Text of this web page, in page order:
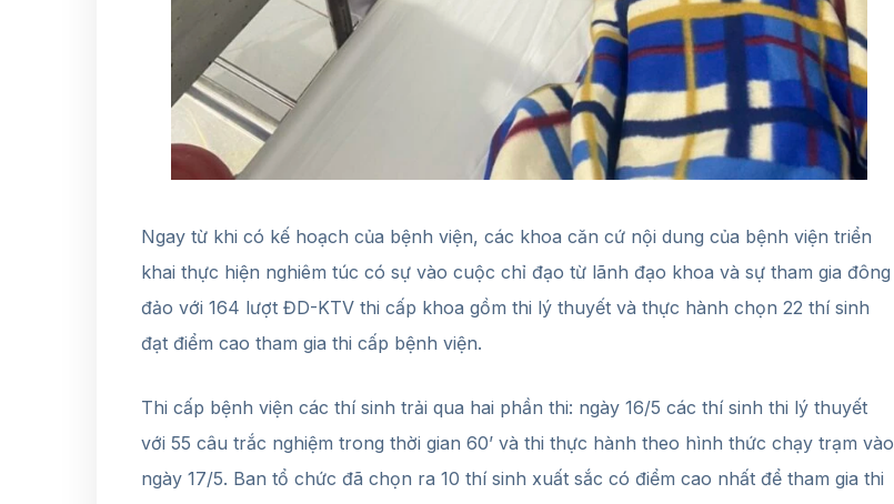
Ngay từ khi có kế hoạch của bệnh viện, các khoa căn cứ nội dung của bệnh viện triển
khai thực hiện nghiêm túc có sự vào cuộc chỉ đạo từ lãnh đạo khoa và sự tham gia đông
đảo với 164 lượt ĐD-KTV thi cấp khoa gồm thi lý thuyết và thực hành chọn 22 thí sinh
đạt điểm cao tham gia thi cấp bệnh viện.
Thi cấp bệnh viện các thí sinh trải qua hai phần thi: ngày 16/5 các thí sinh thi lý thuyết
với 55 câu trắc nghiệm trong thời gian 60’ và thi thực hành theo hình thức chạy trạm vào
ngày 17/5. Ban tổ chức đã chọn ra 10 thí sinh xuất sắc có điểm cao nhất để tham gia thi